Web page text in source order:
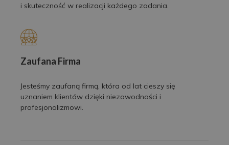
i skuteczność w realizacji każdego zadania.
Zaufana Firma
Jesteśmy zaufaną firmą, która od lat cieszy się
uznaniem klientów dzięki niezawodności i
profesjonalizmowi.